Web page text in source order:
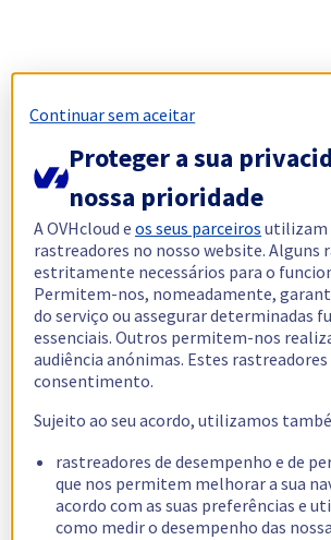
Continuar sem aceitar
Proteger a sua
nossa prioridade
A OVHcloud eos seus parceiros utilizam
rastreadores no nosso website. Alguns
estritamente necessários para o
Permitem-nos, nomeadamente,
do serviço ou assegurar determinadas
essenciais. Outros permitem-nos
audiência anónimas. Estes
consentimento.
Sujeito ao seu acordo, utilizamos
rastreadores de desempenho e de
que nos permitem melhorar a sua
acordo com as suas preferências e
como medir o desempenho das